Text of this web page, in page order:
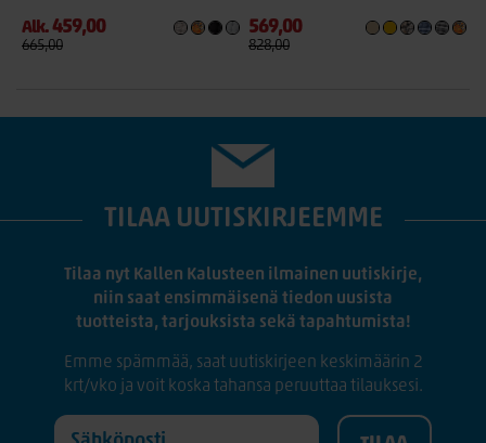
Alk.459,00
665,00
569,00
828,00
TILAA UUTISKIRJEEMME
Tilaa nyt Kallen Kalusteen ilmainen uutiskirje,
niin saat ensimmäisenä tiedon uusista
tuotteista, tarjouksista sekä tapahtumista!
Emme spämmää, saat uutiskirjeen keskimäärin 2
krt/vko ja voit koska tahansa peruuttaa tilauksesi.